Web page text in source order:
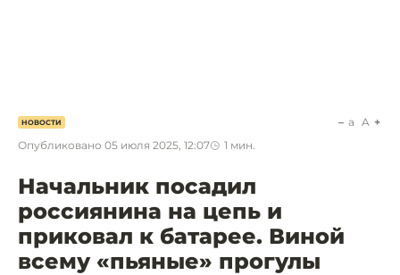
НОВОСТИ
Опубликовано 05 июля 2025, 12:07 1 мин.
a A
Начальник посадил
россиянина на цепь и
приковал к батарее. Виной
всему «пьяные» прогулы